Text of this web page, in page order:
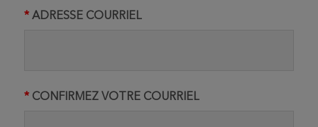
ADRESSE COURRIEL
CONFIRMEZ VOTRE COURRIEL